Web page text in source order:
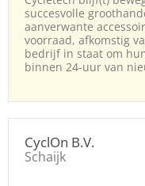
succesvolle
aanverwante
voorraad, afkomstig
bedrijf in staat om
binnen 24-uur van
CyclOn B.V.
Schaijk